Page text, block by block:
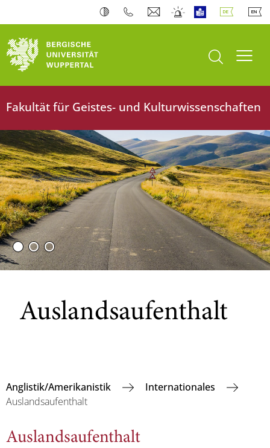
Suche öffnen
Fakultät für Geistes- und Kulturwissenschaften
Auslandsaufenthalt
Anglistik/Amerikanistik
Internationales
Auslandsaufenthalt
Auslandsaufenthalt